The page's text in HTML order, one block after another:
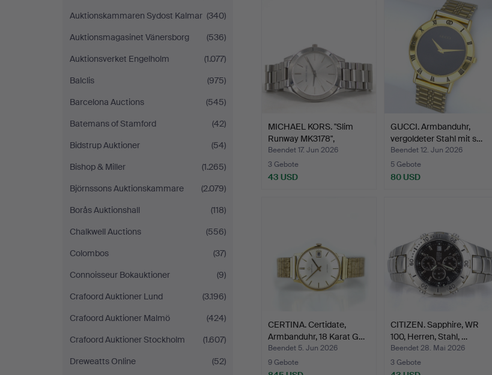
Auktionskammaren Sydost Kalmar (340)
Auktionsmagasinet Vänersborg
(536)
Auktionsverket Engelholm
(1.077)
Balclis
(975)
Barcelona Auctions
(545)
Batemans of Stamford
(42)
Bidstrup Auktioner
(54)
Bishop & Miller
(1.265)
Björnssons Auktionskammare
(2.079)
Borås Auktionshall
(118)
Chalkwell Auctions
(556)
Colombos
(37)
Connoisseur Bokauktioner
(9)
Crafoord Auktioner Lund
(3.196)
Crafoord Auktioner Malmö
(424)
Crafoord Auktioner Stockholm
(1.607)
Dreweatts Online
(52)
MICHAEL KORS. "Slim
Runway MK3178",
Armban…
Beendet 17. Jun 2026
3 Gebote
43 USD
GUCCI. Armbanduhr,
vergoldeter Stahl mit s…
Beendet 12. Jun 2026
5 Gebote
80 USD
CERTINA. Certidate,
Armbanduhr, 18 Karat G…
Beendet 5. Jun 2026
9 Gebote
CITIZEN. Sapphire, WR
100, Herren, Stahl, …
Beendet 28. Mai 2026
3 Gebote